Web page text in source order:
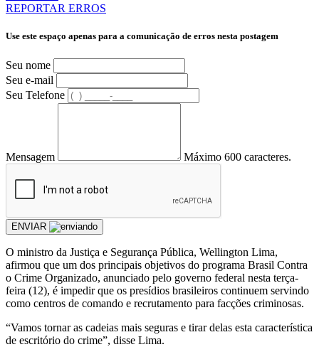
REPORTAR ERROS
Use este espaço apenas para a comunicação de erros nesta postagem
Seu nome
Seu e-mail
Seu Telefone
Mensagem Máximo 600 caracteres.
ENVIAR
O ministro da Justiça e Segurança Pública, Wellington Lima,
afirmou que um dos principais objetivos do programa Brasil Contra
o Crime Organizado, anunciado pelo governo federal nesta terça-
feira (12), é impedir que os presídios brasileiros continuem servindo
como centros de comando e recrutamento para facções criminosas.
“Vamos tornar as cadeias mais seguras e tirar delas esta característica
de escritório do crime”, disse Lima.